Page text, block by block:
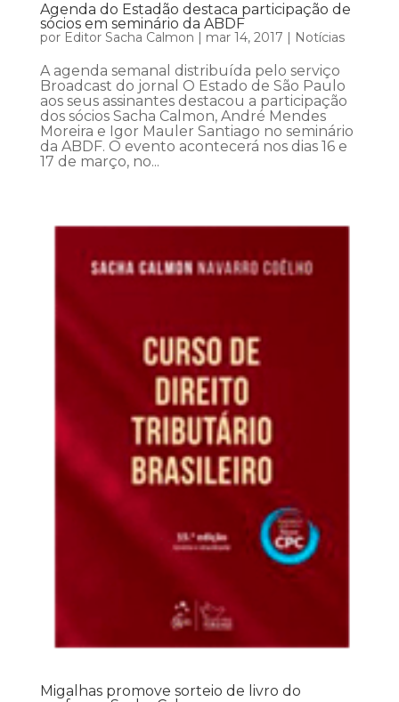
Agenda do Estadão destaca participação de
sócios em seminário da ABDF
por Editor Sacha Calmon | mar 14, 2017 | Notícias
A agenda semanal distribuída pelo serviço
Broadcast do jornal O Estado de São Paulo
aos seus assinantes destacou a participação
dos sócios Sacha Calmon, André Mendes
Moreira e Igor Mauler Santiago no seminário
da ABDF. O evento acontecerá nos dias 16 e
17 de março, no...
Migalhas promove sorteio de livro do